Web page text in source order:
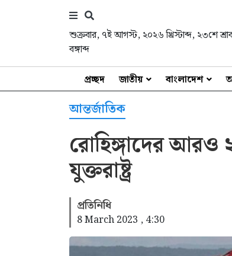
শুক্রবার, ৭ই আগস্ট, ২০২৬ খ্রিস্টাব্দ, ২৩শে
বঙ্গাব্দ
প্রচ্ছদ জাতীয় বাংলাদেশ
আন্তর্জাতিক
রোহিঙ্গাদের আরও
যুক্তরাষ্ট্র
প্রতিনিধি
8 March 2023 , 4:30